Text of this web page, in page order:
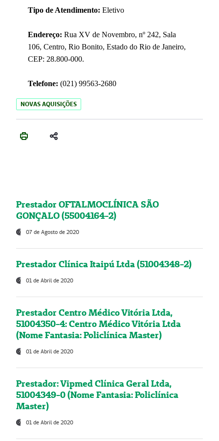
Tipo de Atendimento: Eletivo
Endereço: Rua XV de Novembro, nº 242, Sala
106, Centro, Rio Bonito, Estado do Rio de Janeiro,
CEP: 28.800-000.
Telefone: (021) 99563-2680
NOVAS AQUISIÇÕES
Prestador OFTALMOCLÍNICA SÃO
GONÇALO (55004164-2)
07 de Agosto de 2020
Prestador Clínica Itaipú Ltda (51004348-2)
01 de Abril de 2020
Prestador Centro Médico Vitória Ltda,
51004350-4: Centro Médico Vitória Ltda
(Nome Fantasia: Policlínica Master)
01 de Abril de 2020
Prestador: Vipmed Clínica Geral Ltda,
51004349-0 (Nome Fantasia: Policlínica
Master)
01 de Abril de 2020